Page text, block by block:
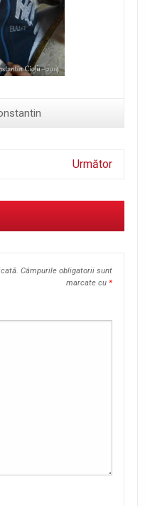
Următor
Câmpurile obligatorii sunt
marcate cu *